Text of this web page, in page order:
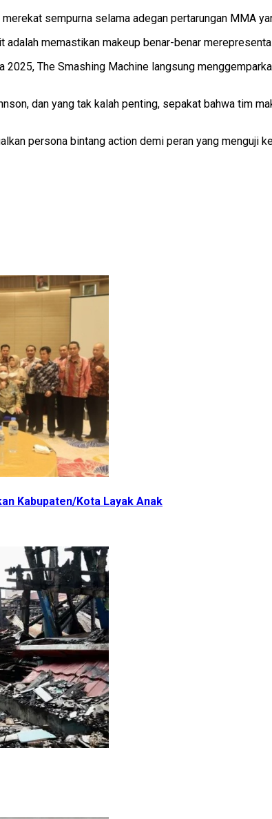
sempurna selama adegan pertarungan MMA
memastikan makeup benar-benar
The Smashing Machine langsung
dan yang tak kalah penting, sepakat bahwa tim
persona bintang action demi peran yang menguji
Kabupaten/Kota Layak Anak